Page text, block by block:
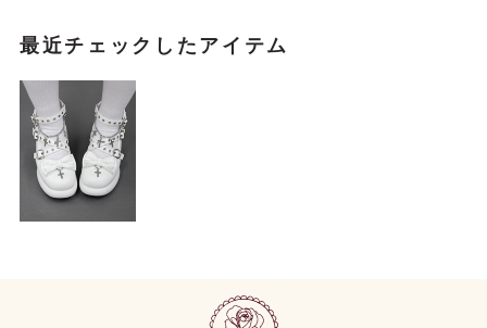
最近チェックしたアイテム